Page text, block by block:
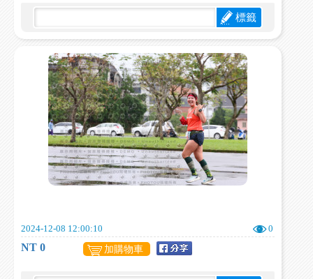
標籤
2024-12-08 12:00:10 0
NT 0 加購物車